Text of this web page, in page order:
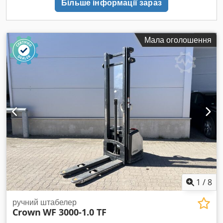
D Nkofx Apbjrf Крім того, ця пароварна має міцну
конструкцію, встановлену на трьох ніжках з нержавіючої
виробничу лінію харчового підприємства. Крім того,
приготування на пару забезпечує ніжне, швидке
приготування, яке особливо підходить для виробництва, що
вимагає точного контролю температури. Насамкінець, ця
пароварна Crown DL-20 відновлена компанією
Europ'Équipement. Кожне обладнання проходить
перевірку, очищення, контроль та тестування перед
продажем, щоб запропонувати надійне, економічне та
довговічне рішення для професіоналів харчової
промисловості. Технічні характеристики: Виробник: Crown
Food Service Equipment Ltd. Модель: DL-20 Місткість: 20
галонів (≈ 76 літрів) Рік виготовлення: 1990 Конструкція:
Харчова нержавіюча сталь Максимально допустимий
робочий тиск (MAWP): 35 psi (≈ 2,41 бар) Максимальна
робоча температура: 281 °F (≈ 138 °C)
Більше інформації зараз
Мала оголошення
1 /8
ручний штабелер
Crown WF 3000-1.0 TF